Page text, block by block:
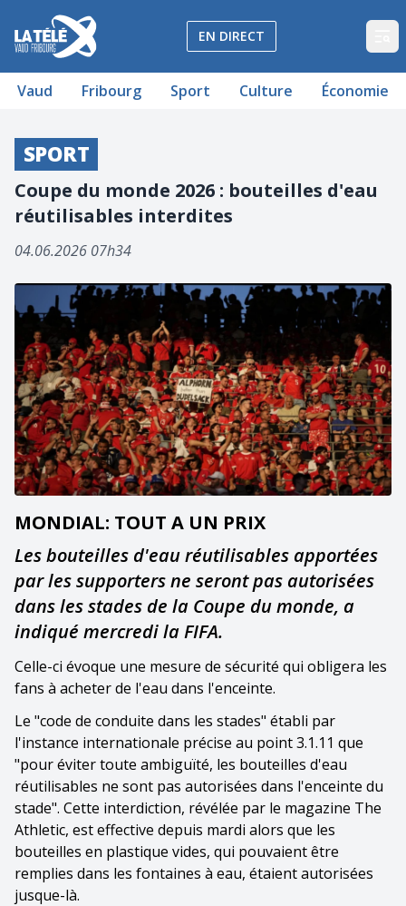
La Télé - Télévision régionale Vaud et Fribourg
EN DIRECT
Vaud Fribourg Sport Culture Économie
SPORT
Coupe du monde 2026 : bouteilles d'eau
réutilisables interdites
04.06.2026 07h34
MONDIAL: TOUT A UN PRIX
Les bouteilles d'eau réutilisables apportées
par les supporters ne seront pas autorisées
dans les stades de la Coupe du monde, a
indiqué mercredi la FIFA.
Celle-ci évoque une mesure de sécurité qui obligera les
fans à acheter de l'eau dans l'enceinte.
Le "code de conduite dans les stades" établi par
l'instance internationale précise au point 3.1.11 que
"pour éviter toute ambiguïté, les bouteilles d'eau
réutilisables ne sont pas autorisées dans l'enceinte du
stade". Cette interdiction, révélée par le magazine The
Athletic, est effective depuis mardi alors que les
bouteilles en plastique vides, qui pouvaient être
remplies dans les fontaines à eau, étaient autorisées
jusque-là.